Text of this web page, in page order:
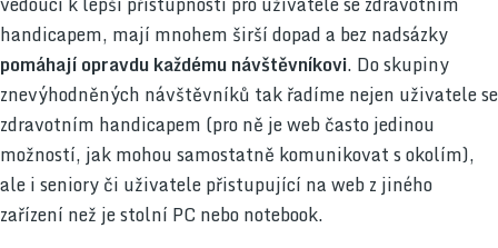
handicapem, mají mnohem širší dopad a bez nadsázky
pomáhají opravdu každému návštěvníkovi. Do skupiny
znevýhodněných návštěvníků tak řadíme nejen uživatele se
zdravotním handicapem (pro ně je web často jedinou
možností, jak mohou samostatně komunikovat s okolím),
ale i seniory či uživatele přistupující na web z jiného
zařízení než je stolní PC nebo notebook.